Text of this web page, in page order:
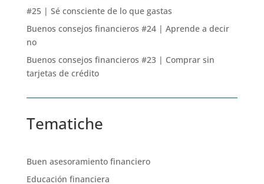
#25 | Sé consciente de lo que gastas
Buenos consejos financieros #24 | Aprende a decir
no
Buenos consejos financieros #23 | Comprar sin
tarjetas de crédito
Tematiche
Buen asesoramiento financiero
Educación financiera